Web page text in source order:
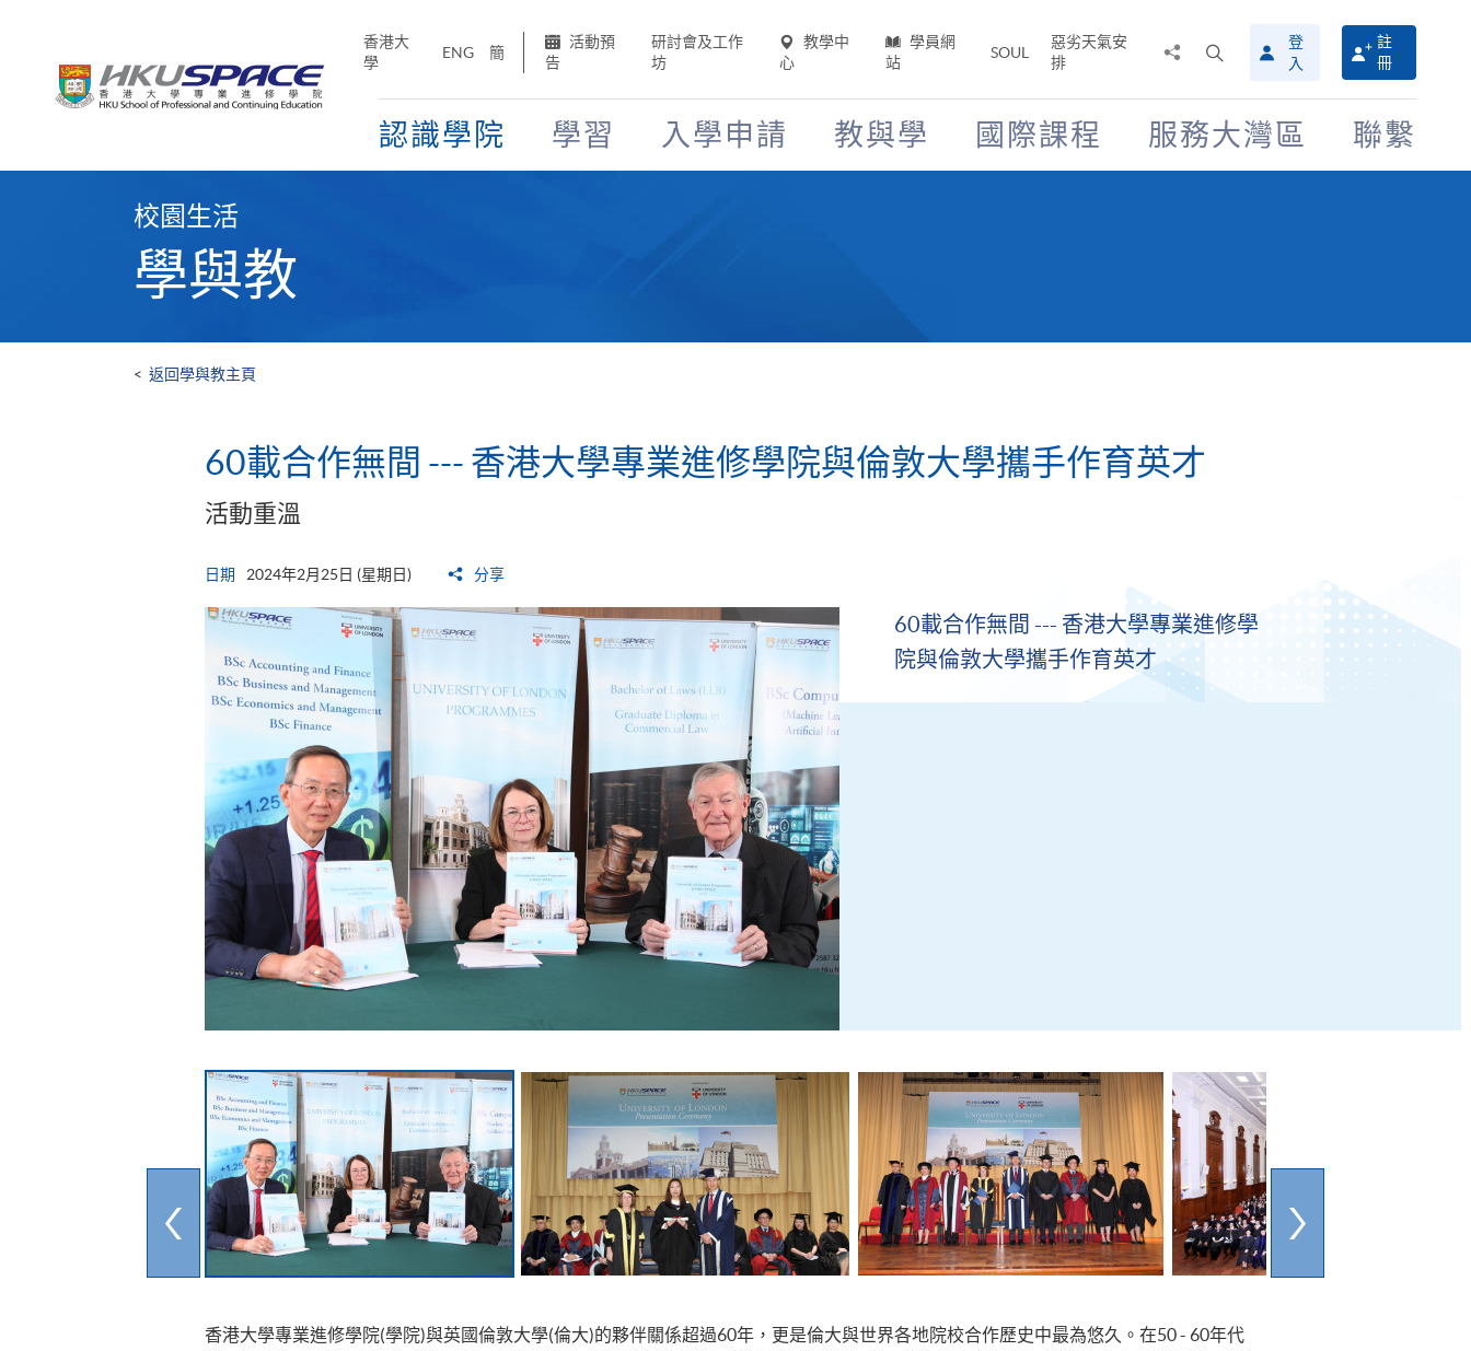
香港大
學
ENG 簡
活動預
告
研討會及工作
坊
教學中
心
學員網
站
SOUL
惡劣天氣安
排
搜
尋
介
面
登
入
註
冊
認識學院 學習 入學申請 教與學 國際課程 服務大灣區 聯繫
校園生活
學與教
< 返回學與教主頁
60載合作無間 --- 香港大學專業進修學院與倫敦大學攜手作育英才
活動重溫
日期 2024年2月25日 (星期日) 分享
60載合作無間 --- 香港大學專業進修學
院與倫敦大學攜手作育英才
香港大學專業進修學院(學院)與英國倫敦大學(倫大)的夥伴關係超過60年，更是倫大與世界各地院校合作歷史中最為悠久。在50 - 60年代